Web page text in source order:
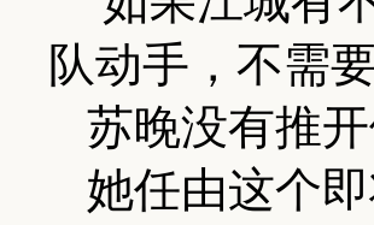
队动手，不需
苏晚没有推开
她任由这个